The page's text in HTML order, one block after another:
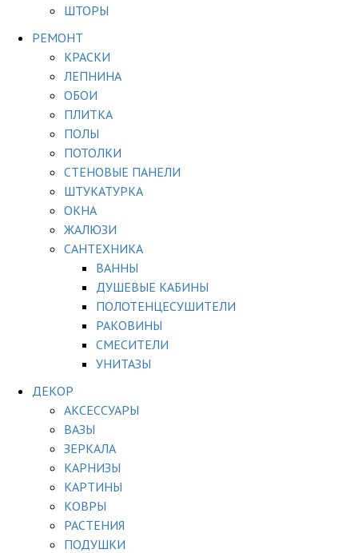
ШТОРЫ
РЕМОНТ
КРАСКИ
ЛЕПНИНА
ОБОИ
ПЛИТКА
ПОЛЫ
ПОТОЛКИ
СТЕНОВЫЕ ПАНЕЛИ
ШТУКАТУРКА
ОКНА
ЖАЛЮЗИ
САНТЕХНИКА
ВАННЫ
ДУШЕВЫЕ КАБИНЫ
ПОЛОТЕНЦЕСУШИТЕЛИ
РАКОВИНЫ
СМЕСИТЕЛИ
УНИТАЗЫ
ДЕКОР
АКСЕССУАРЫ
ВАЗЫ
ЗЕРКАЛА
КАРНИЗЫ
КАРТИНЫ
КОВРЫ
РАСТЕНИЯ
ПОДУШКИ